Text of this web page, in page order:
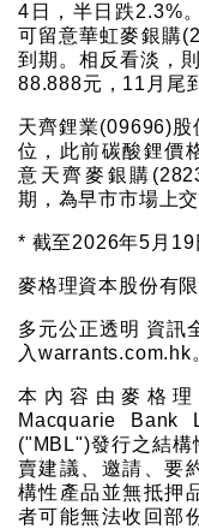
4日，半日跌2.3%
可留意華虹麥銀購
到期。相反看淡，
88.888元，11月尾
天齊鋰業(09696)
位，此前碳酸鋰價
意天齊麥銀購
期，為早市市場上
* 截至2026年5月19
麥格理資本股份有
多元公正透明 資訊
入warrants.com.hk
本內容由麥格理
Macquarie
("MBL")發行之結構
賣建議、邀請、要
構性產品並無抵押
者可能無法收回部